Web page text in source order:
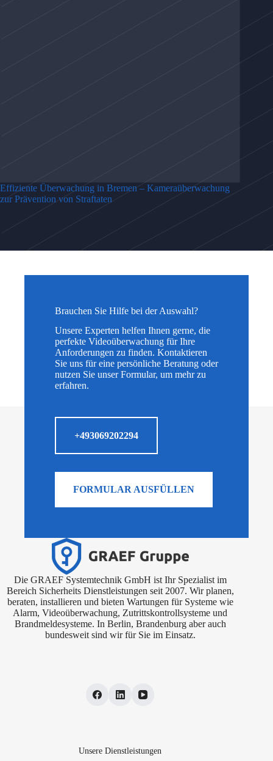
Effiziente Überwachung in Bremen – Kameraüberwachung
zur Prävention von Straftaten
Brauchen Sie Hilfe bei der Auswahl?
Unsere Experten helfen Ihnen gerne, die
perfekte Videoüberwachung für Ihre
Anforderungen zu finden. Kontaktieren
Sie uns für eine persönliche Beratung oder
nutzen Sie unser Formular, um mehr zu
erfahren.
+493069202294
FORMULAR AUSFÜLLEN
Die GRAEF Systemtechnik GmbH ist Ihr Spezialist im
Bereich Sicherheits Dienstleistungen seit 2007. Wir planen,
beraten, installieren und bieten Wartungen für Systeme wie
Alarm, Videoüberwachung, Zutrittskontrollsysteme und
Brandmeldesysteme. In Berlin, Brandenburg aber auch
bundesweit sind wir für Sie im Einsatz.
Unsere Dienstleistungen